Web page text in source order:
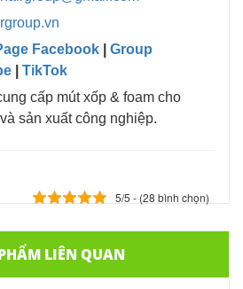
Facebook
Group
TikTok
cấp mút xốp & foam cho
sản xuất công nghiệp.
5/5 - (28 bình chọn)
LIÊN QUAN